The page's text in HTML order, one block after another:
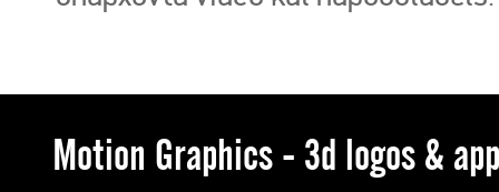
Motion Graphics - 3d logos &